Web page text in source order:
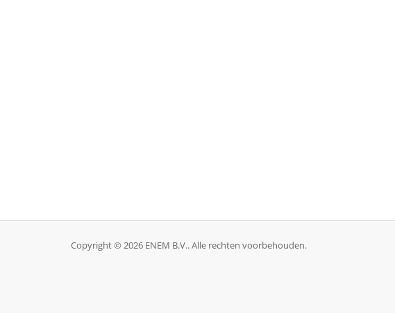
Copyright © 2026 ENEM B.V.. Alle rechten voorbehouden.